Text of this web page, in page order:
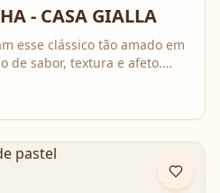
- CASA GIALLA
esse clássico tão amado em
de sabor, textura e afeto.
e perfuma a casa inteira